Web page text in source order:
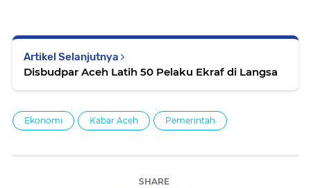
Artikel Selanjutnya
Disbudpar Aceh Latih 50 Pelaku Ekraf di Langsa
Ekonomi Kabar Aceh Pemerintah
SHARE